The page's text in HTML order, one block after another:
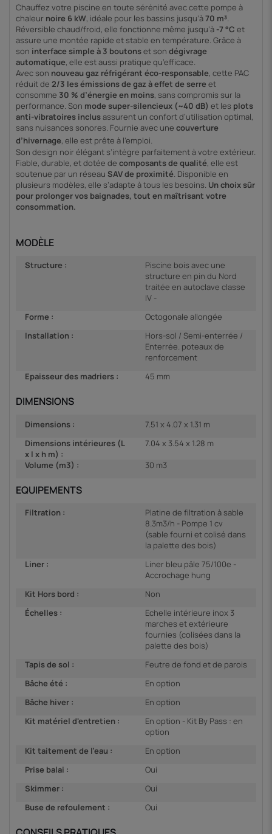
Chauffez votre piscine en toute sérénité avec cette pompe à
chaleur noire 6 kW, idéale pour les bassins jusqu’à70 m³.
Réversible chaud/froid, elle fonctionne même jusqu’à -7 °C et
assure une montée rapide et stable en température. Grâce à
son interface simple à 3 boutonset son dégivrage
automatique, elle est aussi pratique qu’efficace.
Avec son nouveau gaz réfrigérant éco-responsable, cette PAC
réduit de 2/3 les émissions de gaz à effet de serre et
consomme 30 % d’énergie en moins, sans compromis sur la
performance. Son mode super-silencieux (~40 dB) et les plots
anti-vibratoires inclusassurent un confort d’utilisation optimal,
sans nuisances sonores. Fournie avec une couverture
d’hivernage, elle est prête à l’emploi.
Son design noir élégant s’intègre parfaitement à votre extérieur.
Fiable, durable, et dotée de composants de qualité, elle est
soutenue par un réseau SAV de proximité. Disponible en
plusieurs modèles, elle s’adapte à tous les besoins. Un choix sûr
pour prolonger vos baignades, tout en maîtrisant votre
consommation.
MODÈLE
Structure :
Piscine bois avec une
structure en pin du Nord
traitée en autoclave classe
IV -
Forme :
Octogonale allongée
Installation :
Hors-sol / Semi-enterrée /
Enterrée. poteaux de
renforcement
Epaisseur des madriers :
45 mm
DIMENSIONS
Dimensions :
7.51 x 4.07 x 1.31 m
Dimensions intérieures (L
x l x h m) :
7.04 x 3.54 x 1.28 m
Volume (m3) :
30 m3
EQUIPEMENTS
Filtration :
Platine de filtration à sable
8.3m3/h - Pompe 1 cv
(sable fourni et colisé dans
la palette des bois)
Liner :
Liner bleu pâle 75/100e -
Accrochage hung
Kit Hors bord :
Non
Échelles :
Echelle intérieure inox 3
marches et extérieure
fournies (colisées dans la
palette des bois)
Tapis de sol :
Feutre de fond et de parois
Bâche été :
En option
Bâche hiver :
En option
Kit matériel d'entretien :
En option - Kit By Pass : en
option
Kit taitement de l'eau :
En option
Prise balai :
Oui
Skimmer :
Oui
Buse de refoulement :
Oui